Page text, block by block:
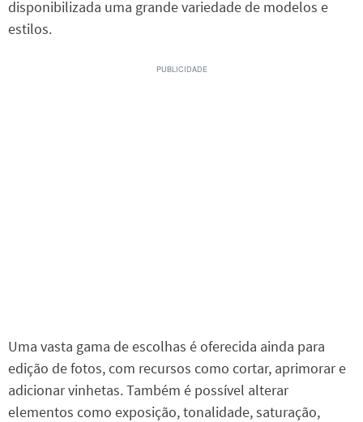
disponibilizada uma grande variedade de modelos e
estilos.
Uma vasta gama de escolhas é oferecida ainda para
edição de fotos, com recursos como cortar, aprimorar e
adicionar vinhetas. Também é possível alterar
elementos como exposição, tonalidade, saturação,